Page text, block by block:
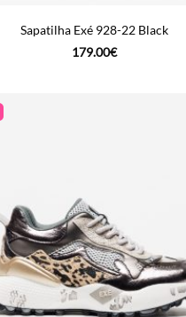
Sapatilha Exé 928-22 Black
179.00€